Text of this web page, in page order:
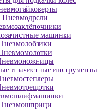
Пневмодрели
машинки
и зачистные инструменты